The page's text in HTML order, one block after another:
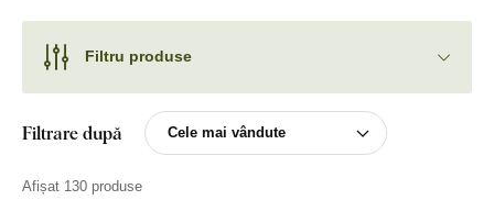
Filtru produse
Filtrare după
Afișat 130 produse